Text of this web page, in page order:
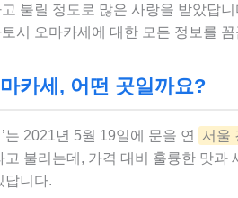
고 불릴 정도로 많은 사랑을 받았답
시 오마카세에 대한 모든 정보를
카세, 어떤 곳일까요?
는 2021년 5월 19일에 문을 연 서울
고 불리는데, 가격 대비 훌륭한 맛과
답니다.